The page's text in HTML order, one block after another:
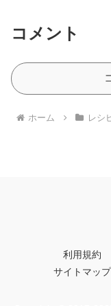
コメント
ホーム レシ
利用規約
サイトマップ